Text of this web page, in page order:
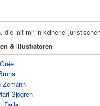
die mit mir in keinerlei
& Illustratoren
Zemann
Sjögren